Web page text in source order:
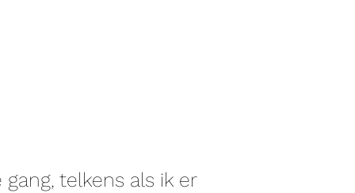
telkens als ik er